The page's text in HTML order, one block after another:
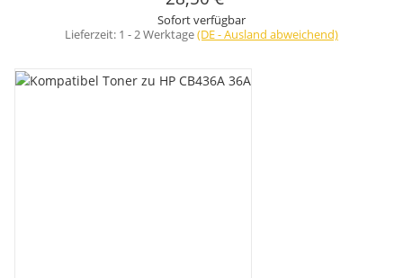
Sofort verfügbar
Lieferzeit: 1 - 2 Werktage(DE - Ausland abweichend)